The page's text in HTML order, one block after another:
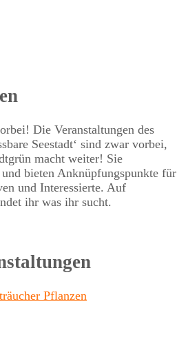
Die Veranstaltungen des
Seestadt‘ sind zwar vorbei,
macht weiter! Sie
bieten Anknüpfungspunkte für
und Interessierte. Auf
ihr was ihr sucht.
Pflanzen